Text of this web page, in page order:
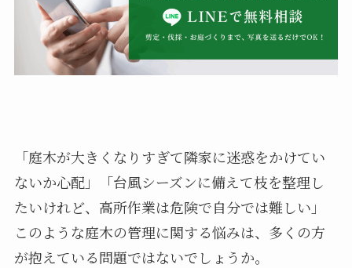
「庭木が大きくなりすぎて隣家に迷惑をかけてい
ないか心配」「台風シーズンに備えて枝を整理し
たいけれど、高所作業は危険で自分では難しい」
このような庭木の管理に関する悩みは、多くの方
が抱えている問題ではないでしょうか。